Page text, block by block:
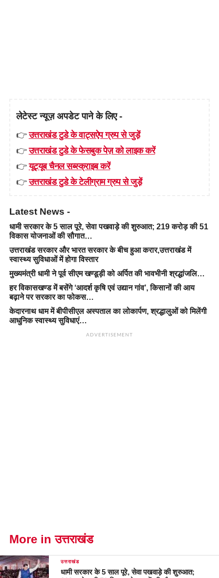
लेटेस्ट न्यूज़ अपडेट पाने के लिए -
👉उत्तराखंड टुडे के वाट्सऐप ग्रुप से जुड़ें
👉उत्तराखंड टुडे के फेसबुक पेज़ को लाइक करें
👉यूट्यूब चैनल सब्स्क्राइब करें
👉उत्तराखंड टुडे के टेलीग्राम ग्रुप से जुड़ें
Latest News -
धामी सरकार के 5 साल पूरे, सेवा पखवाड़े की शुरुआत; 219 करोड़ की 51
विकास योजनाओं की सौगात…
उत्तराखंड सरकार और भारत सरकार के बीच हुआ करार,उत्तराखंड में
स्वास्थ्य सुविधाओं में होगा विस्तार
मुख्यमंत्री धामी ने पूर्व सीएम खण्डूड़ी को अर्पित की भावभीनी श्रद्धांजलि…
हर विकासखण्ड में बसेंगे ‘आदर्श कृषि एवं उद्यान गांव’, किसानों की आय
बढ़ाने पर सरकार का फोकस…
केदारनाथ धाम में बीपीसीएल अस्पताल का लोकार्पण, श्रद्धालुओं को मिलेंगी
आधुनिक स्वास्थ्य सुविधाएं…
ADVERTISEMENT
More in उत्तराखंड
उत्तराखंड
धामी सरकार के 5 साल पूरे, सेवा पखवाड़े की शुरुआत;